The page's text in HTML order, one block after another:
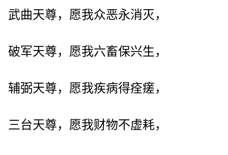
武曲天尊，愿我众恶永消灭，
破军天尊，愿我六畜保兴生，
辅弼天尊，愿我疾病得痊瘥，
三台天尊，愿我财物不虚耗，